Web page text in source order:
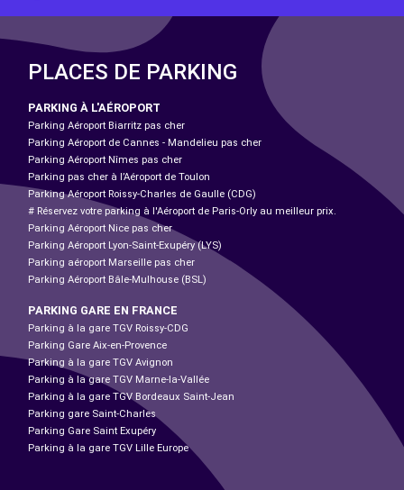
PLACES DE PARKING
PARKING À L'AÉROPORT
Parking Aéroport Biarritz pas cher
Parking Aéroport de Cannes - Mandelieu pas cher
Parking Aéroport Nîmes pas cher
Parking pas cher à l’Aéroport de Toulon
Parking Aéroport Roissy-Charles de Gaulle (CDG)
# Réservez votre parking à l'Aéroport de Paris-Orly au meilleur prix.
Parking Aéroport Nice pas cher
Parking Aéroport Lyon-Saint-Exupéry (LYS)
Parking aéroport Marseille pas cher
Parking Aéroport Bâle-Mulhouse (BSL)
PARKING GARE EN FRANCE
Parking à la gare TGV Roissy-CDG
Parking Gare Aix-en-Provence
Parking à la gare TGV Avignon
Parking à la gare TGV Marne-la-Vallée
Parking à la gare TGV Bordeaux Saint-Jean
Parking gare Saint-Charles
Parking Gare Saint Exupéry
Parking à la gare TGV Lille Europe